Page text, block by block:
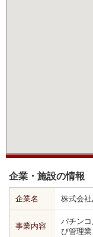
企業・施設の情報
企業名 株式会
事業内容
パチン
び管理